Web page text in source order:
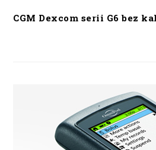
CGM Dexcom serii G6 bez